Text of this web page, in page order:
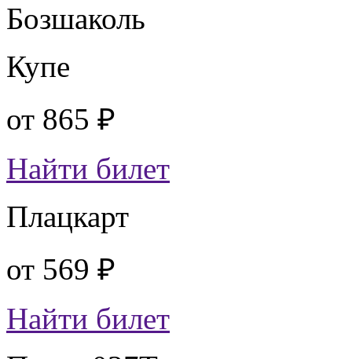
Бозшаколь
Купе
от 865 ₽
Найти билет
Плацкарт
от 569 ₽
Найти билет